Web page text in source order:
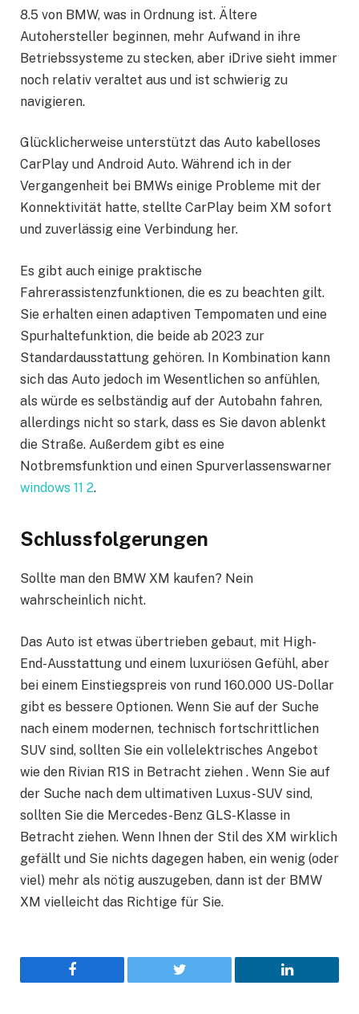
8.5 von BMW, was in Ordnung ist. Ältere
Autohersteller beginnen, mehr Aufwand in ihre
Betriebssysteme zu stecken, aber iDrive sieht immer
noch relativ veraltet aus und ist schwierig zu
navigieren.
Glücklicherweise unterstützt das Auto kabelloses
CarPlay und Android Auto. Während ich in der
Vergangenheit bei BMWs einige Probleme mit der
Konnektivität hatte, stellte CarPlay beim XM sofort
und zuverlässig eine Verbindung her.
Es gibt auch einige praktische
Fahrerassistenzfunktionen, die es zu beachten gilt.
Sie erhalten einen adaptiven Tempomaten und eine
Spurhaltefunktion, die beide ab 2023 zur
Standardausstattung gehören. In Kombination kann
sich das Auto jedoch im Wesentlichen so anfühlen,
als würde es selbständig auf der Autobahn fahren,
allerdings nicht so stark, dass es Sie davon ablenkt
die Straße. Außerdem gibt es eine
Notbremsfunktion und einen Spurverlassenswarner
windows 11 2.
Schlussfolgerungen
Sollte man den BMW XM kaufen? Nein
wahrscheinlich nicht.
Das Auto ist etwas übertrieben gebaut, mit High-
End-Ausstattung und einem luxuriösen Gefühl, aber
bei einem Einstiegspreis von rund 160.000 US-Dollar
gibt es bessere Optionen. Wenn Sie auf der Suche
nach einem modernen, technisch fortschrittlichen
SUV sind, sollten Sie ein vollelektrisches Angebot
wie den Rivian R1S in Betracht ziehen . Wenn Sie auf
der Suche nach dem ultimativen Luxus-SUV sind,
sollten Sie die Mercedes-Benz GLS-Klasse in
Betracht ziehen. Wenn Ihnen der Stil des XM wirklich
gefällt und Sie nichts dagegen haben, ein wenig (oder
viel) mehr als nötig auszugeben, dann ist der BMW
XM vielleicht das Richtige für Sie.
Facebook Twitter LinkedIn